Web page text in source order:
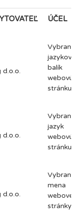
ÚČEL
d.o.o.
Vybraný
jazykový
balík
webovú
stránku
d.o.o.
Vybraný
jazyk
webovú
stránku
d.o.o.
Vybraná
mena
webovej
stránky